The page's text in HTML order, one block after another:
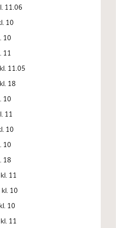
11.06
10
10
11
11.05
18
10
11
10
10
18
11
10
10
11